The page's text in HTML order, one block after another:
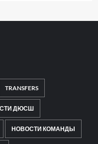
TRANSFERS
ДЮСШ
НОВОСТИ КОМАНДЫ